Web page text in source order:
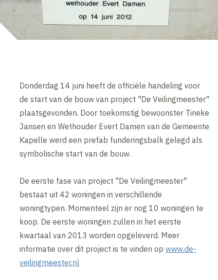
Donderdag 14 juni heeft de officiële handeling voor
de start van de bouw van project "De Veilingmeester"
plaatsgevonden. Door toekomstig bewoonster Tineke
Jansen en Wethouder Evert Damen van de Gemeente
Kapelle werd een prefab funderingsbalk gelegd als
symbolische start van de bouw.
De eerste fase van project "De Veilingmeester"
bestaat uit 42 woningen in verschillende
woningtypen. Momenteel zijn er nog 10 woningen te
koop. De eerste woningen zullen in het eerste
kwartaal van 2013 worden opgeleverd. Meer
informatie over dit project is te vinden opwww.de-
veilingmeester.nl